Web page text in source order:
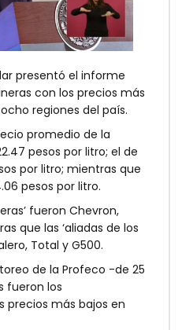
presentó el informe
con los precios más
regiones del país.
promedio de la
pesos por litro; el de
por litro; mientras que
pesos por litro.
fueron Chevron,
que las ‘aliadas de los
Total y G500.
de la Profeco -de 25
fueron los
precios más bajos en